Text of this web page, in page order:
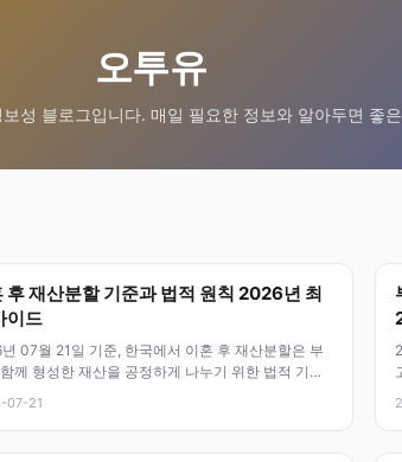
오투유
보성 블로그입니다. 매일 필요한 정보와 알아두면 좋
후 재산분할 기준과 법적 원칙 2026년 최
이드
07월 21일 기준, 한국에서 이혼 후 재산분할은 부
께 형성한 재산을 공정하게 나누기 위한 법적 기준
07-21